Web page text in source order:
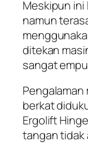
Meskipun ini
namun
ditekan
sangat
berkat
Ergolift
tangan tidak